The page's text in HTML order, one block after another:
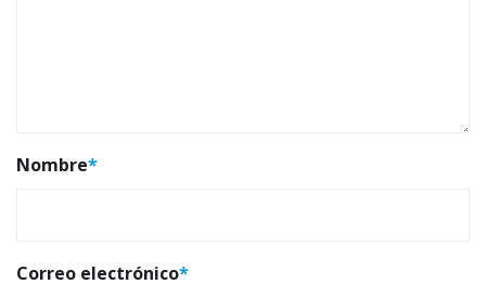
Nombre*
Correo electrónico*